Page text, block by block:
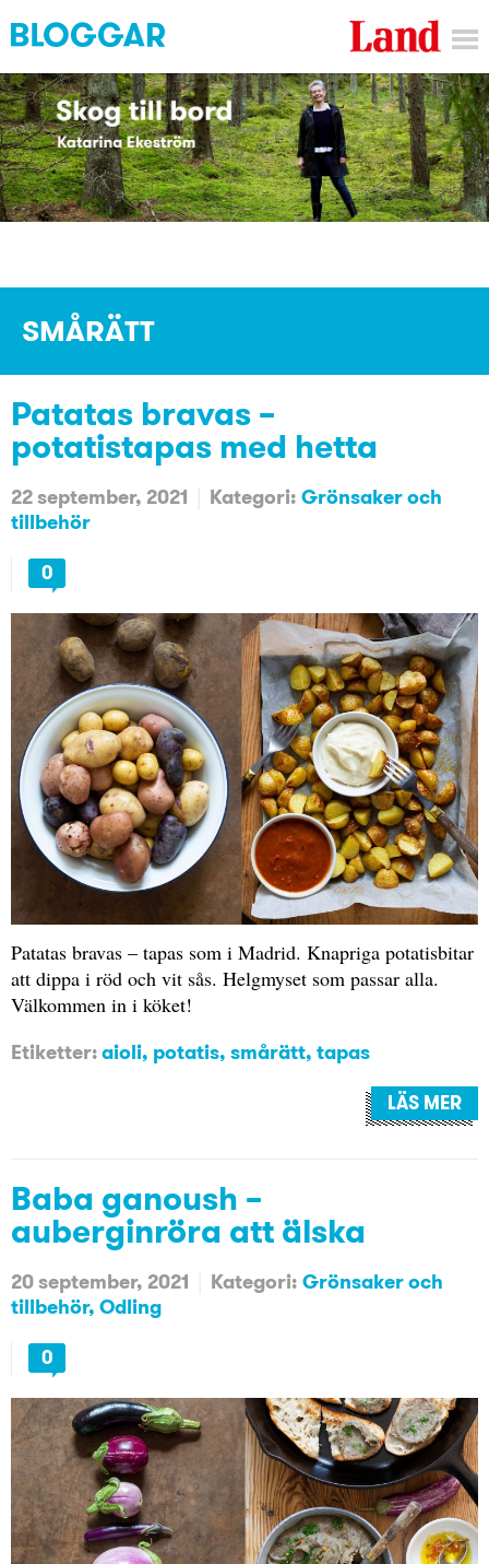
SMÅRÄTT
Patatas bravas –
potatistapas med hetta
22 september, 2021 Kategori: Grönsaker och
tillbehör
0
Patatas bravas – tapas som i Madrid. Knapriga potatisbitar
att dippa i röd och vit sås. Helgmyset som passar alla.
Välkommen in i köket!
Etiketter:aioli, potatis, smårätt, tapas
LÄS MER
Baba ganoush –
auberginröra att älska
20 september, 2021 Kategori: Grönsaker och
tillbehör Odling
0